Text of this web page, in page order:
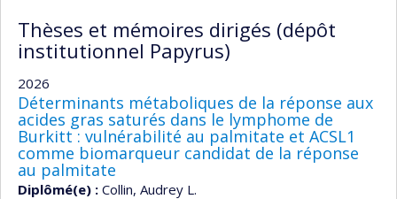
Thèses et mémoires dirigés (dépôt
institutionnel Papyrus)
2026
Déterminants métaboliques de la réponse aux
acides gras saturés dans le lymphome de
Burkitt : vulnérabilité au palmitate et ACSL1
comme biomarqueur candidat de la réponse
au palmitate
Diplômé(e) : Collin, Audrey L.